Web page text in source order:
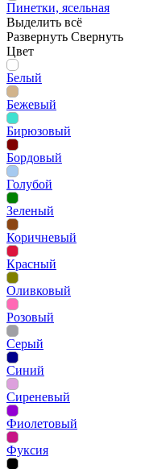
Пинетки, ясельная
Выделить всё
Развернуть Свернуть
Цвет
Белый
Бежевый
Бирюзовый
Бордовый
Голубой
Зеленый
Коричневый
Красный
Оливковый
Розовый
Серый
Синий
Сиреневый
Фиолетовый
Фуксия